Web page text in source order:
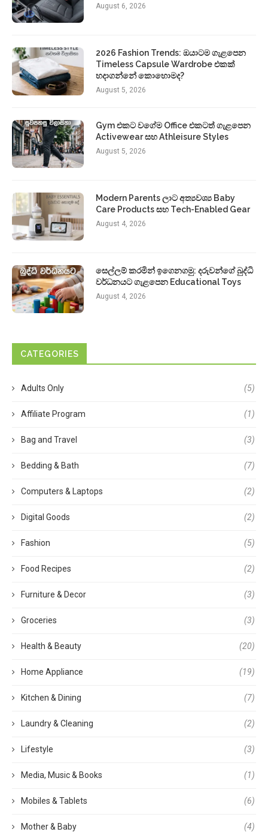
August 6, 2026
2026 Fashion Trends: ඔයාටම ගැළපෙන
Timeless Capsule Wardrobe එකක්
හදාගන්නේ කොහොමද?
August 5, 2026
Gym එකට වගේම Office එකටත් ගැළපෙන
Activewear සහ Athleisure Styles
August 5, 2026
Modern Parents ලාට අත්‍යවශ්‍ය Baby
Care Products සහ Tech-Enabled Gear
August 4, 2026
සෙල්ලම් කරමින් ඉගෙනගමු: දරුවන්ගේ බුද්ධි
වර්ධනයට ගැළපෙන Educational Toys
August 4, 2026
CATEGORIES
Adults Only (5)
Affiliate Program (1)
Bag and Travel (3)
Bedding & Bath (7)
Computers & Laptops (2)
Digital Goods (2)
Fashion (5)
Food Recipes (2)
Furniture & Decor (3)
Groceries (3)
Health & Beauty (20)
Home Appliance (19)
Kitchen & Dining (7)
Laundry & Cleaning (2)
Lifestyle (3)
Media, Music & Books (1)
Mobiles & Tablets (6)
Mother & Baby (4)